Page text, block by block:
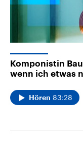
Komponistin
wenn ich etwas
Hören 83:28